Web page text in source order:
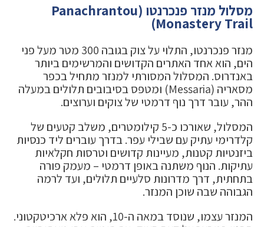
מסלול מנזר פנכרנטו (Panachrantou
Monastery Trail)
מנזר פנכרנטו, התלוי על צוק בגובה 300 מטר מעל פני
הים, הוא אחד האתרים הקדושים והמרשימים ביותר
באנדרוס. המסלול המסורתי למנזר מתחיל בכפר
מסאריה (Messaria) ומטפס בסיבובים תלולים במעלה
ההר, עובר דרך נוף דרמטי של צוקים וערוצים.
המסלול, שאורכו כ-5 קילומטרים, משלב קטעים של
קלדרימי עתיק עם שבילי עפר. בדרך עוברים ליד כנסיות
ביזנטיות קטנות, מעיינות קדושים וטרסות חקלאיות
עתיקות. הנוף משתנה באופן דרמטי – מעמק פורה
בתחתית, דרך מדרונות סלעיים תלולים, ועד לרמה
הגבוהה שבה שוכן המנזר.
המנזר עצמו, שנוסד במאה ה-10, הוא פלא ארכיטקטוני.